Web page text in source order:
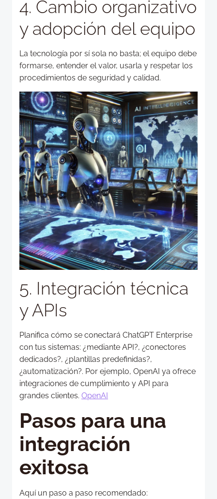
4. Cambio organizativo
y adopción del equipo
La tecnología por sí sola no basta; el equipo debe
formarse, entender el valor, usarla y respetar los
procedimientos de seguridad y calidad.
5. Integración técnica
y APIs
Planifica cómo se conectará ChatGPT Enterprise
con tus sistemas: ¿mediante API?, ¿conectores
dedicados?, ¿plantillas predefinidas?,
¿automatización?. Por ejemplo, OpenAI ya ofrece
integraciones de cumplimiento y API para
grandes clientes. OpenAI
Pasos para una
integración
exitosa
Aquí un paso a paso recomendado: